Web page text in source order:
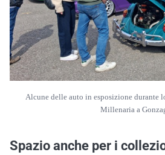
Alcune delle auto in esposizione durante
Millenaria a
Spazio anche per i